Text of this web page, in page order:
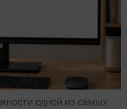
одной из самых